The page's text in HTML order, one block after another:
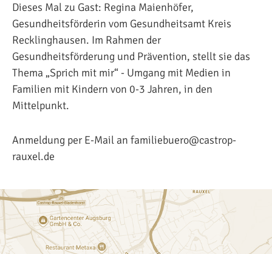
Dieses Mal zu Gast: Regina Maienhöfer,
Gesundheitsförderin vom Gesundheitsamt Kreis
Recklinghausen. Im Rahmen der
Gesundheitsförderung und Prävention, stellt sie das
Thema „Sprich mit mir“ - Umgang mit Medien in
Familien mit Kindern von 0-3 Jahren, in den
Mittelpunkt.
Anmeldung per E-Mail an familiebuero@castrop-
rauxel.de